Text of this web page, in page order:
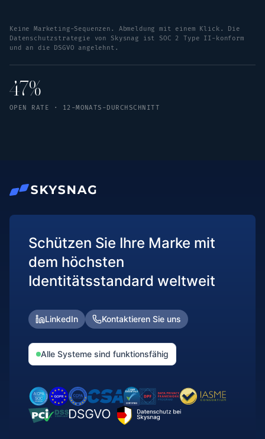
Keine Marketing-Sequenzen. Abmeldung mit einem Klick. Die
Datenschutzstrategie von Skysnag ist SOC 2 Type II-konform
und an die DSGVO angelehnt.
47%
OPEN RATE · 12-MONATS-DURCHSCHNITT
Schützen Sie Ihre Marke mit
dem höchsten
Identitätsstandard weltweit
LinkedIn Kontaktieren Sie uns
Alle Systeme sind funktionsfähig